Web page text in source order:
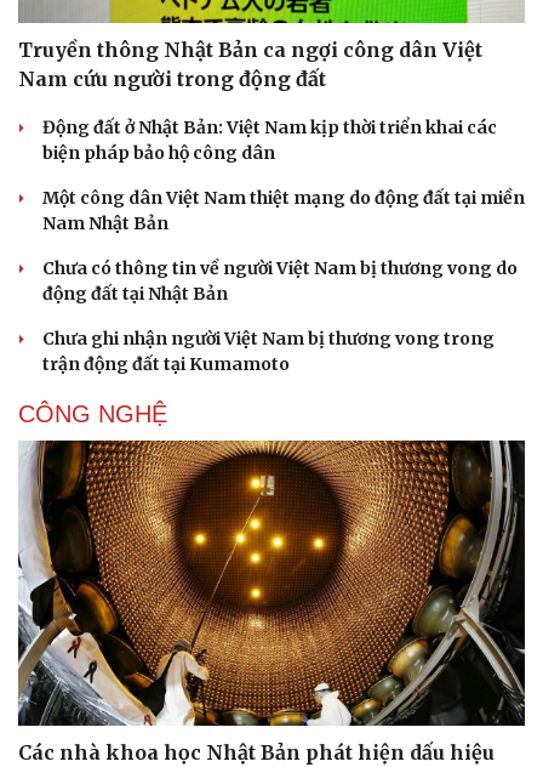
Truyền thông Nhật Bản ca ngợi công dân Việt
Nam cứu người trong động đất
Động đất ở Nhật Bản: Việt Nam kịp thời triển khai các
biện pháp bảo hộ công dân
Một công dân Việt Nam thiệt mạng do động đất tại miền
Nam Nhật Bản
Chưa có thông tin về người Việt Nam bị thương vong do
động đất tại Nhật Bản
Chưa ghi nhận người Việt Nam bị thương vong trong
trận động đất tại Kumamoto
CÔNG NGHỆ
Các nhà khoa học Nhật Bản phát hiện dấu hiệu